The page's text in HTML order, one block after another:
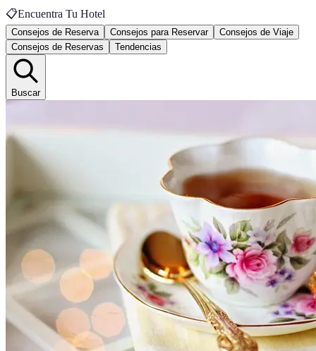
📋Encuentra Tu Hotel
Consejos de Reserva Consejos para Reservar
Consejos de Viaje
Consejos de Reservas
Tendencias
Buscar